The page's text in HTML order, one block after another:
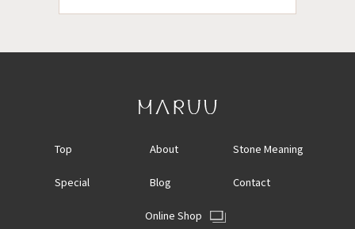
Top About Stone Meaning
Special Blog Contact
Online Shop